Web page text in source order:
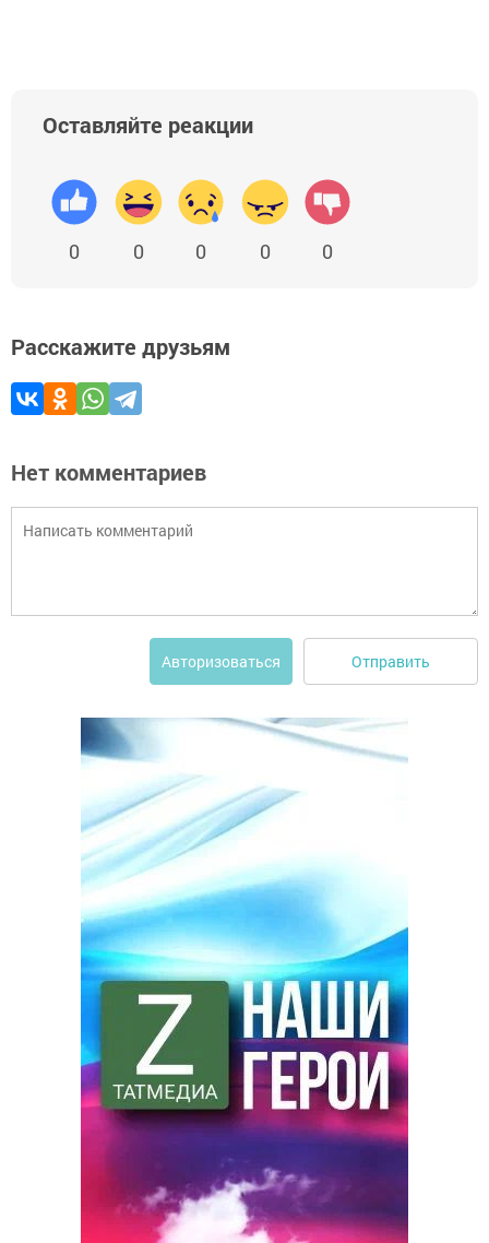
Оставляйте реакции
0 0 0 0 0
Расскажите друзьям
Нет комментариев
Авторизоваться Отправить